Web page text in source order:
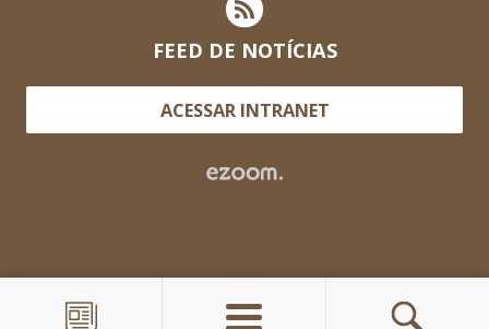
FEED DE NOTÍCIAS
ACESSAR INTRANET